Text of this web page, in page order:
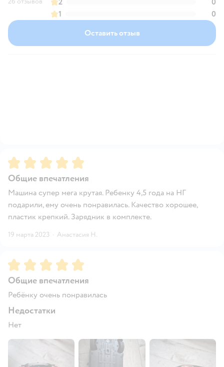
1
0
Оставить отзыв
Рейтинг:5
Общие впечатления
Машина супер мега крутая. Ребенку 4,5 года на НГ
подарили, ему очень понравилась. Качество хорошее,
пластик крепкий. Зарядник в комплекте.
19 марта 2023 · Анастасия Н.
Рейтинг:5
Общие впечатления
Ребёнку очень понравилась
Недостатки
Нет